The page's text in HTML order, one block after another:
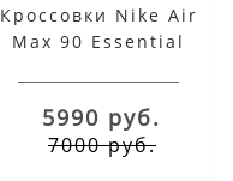
Кроссовки Nike Air
Max 90 Essential
5990 руб.
7000 руб.